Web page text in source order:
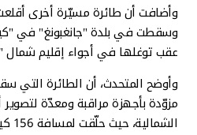
وأضافت أن طائرة مسيّرة أخرى
وسقطت في بلدة "جانغبونغ" في
عقب توغلها في أجواء إقليم شمال
وأوضح المتحدث، أن الطائرة التي
مزوّدة بأجهزة مراقبة ومعدّة
الشمالية، حيث حلّقت لمسافة 156 كيلومتراً لأكثر من ثلاث ساعات.